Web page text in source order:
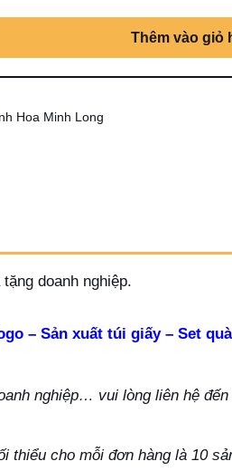
Thêm vào giỏ
Hoa Minh Long
doanh nghiệp.
– Sản xuất túi giấy – Set
nghiệp… vui lòng liên hệ
cho mỗi đơn hàng là 10